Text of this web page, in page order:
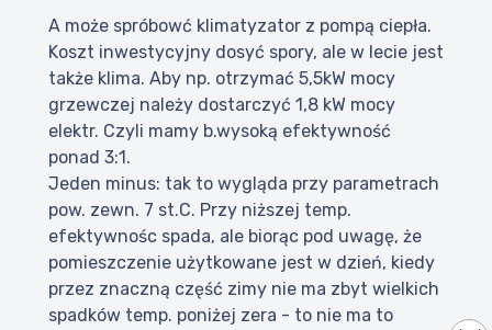
A może spróbowć klimatyzator z pompą ciepła.
Koszt inwestycyjny dosyć spory, ale w lecie jest
także klima. Aby np. otrzymać 5,5kW mocy
grzewczej należy dostarczyć 1,8 kW mocy
elektr. Czyli mamy b.wysoką efektywność
ponad 3:1.
Jeden minus: tak to wygląda przy parametrach
pow. zewn. 7 st.C. Przy niższej temp.
efektywnośc spada, ale biorąc pod uwagę, że
pomieszczenie użytkowane jest w dzień, kiedy
przez znaczną część zimy nie ma zbyt wielkich
spadków temp. poniżej zera - to nie ma to